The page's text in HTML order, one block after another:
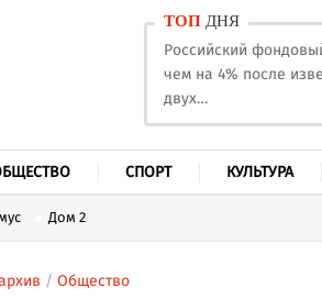
ТОП ДНЯ
Российский
чем на 4% после
двух…
СПОРТ КУЛЬТУРА
Дом 2
/ Общество